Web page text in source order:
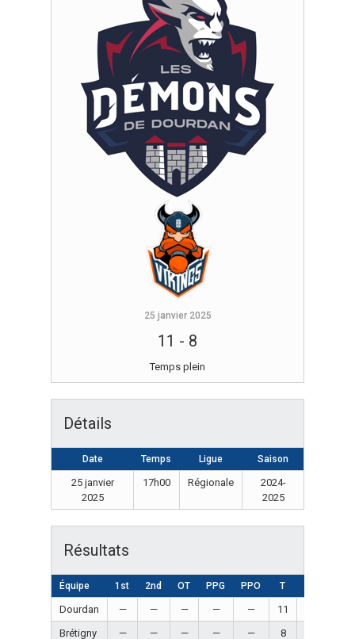
25 janvier 2025
11 - 8
Temps plein
Détails
Date Temps Ligue Saison
25 janvier
2025
17h00 Régionale
2024-
2025
Résultats
Équipe 1st 2nd OT PPG PPO T
Dourdan — — — — — 11
Brétigny
— — — — — 8